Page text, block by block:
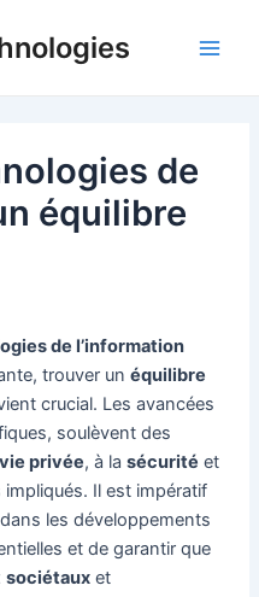
de
équilibre
de l’information
trouver unéquilibre
crucial. Les avancées
soulèvent des
vie privée, à lasécurité et
impliqués. Il est impératif
les développements
et de garantir que
sociétaux et